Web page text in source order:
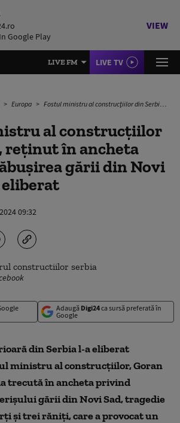
Google Play
VIEW
LIVE FM LIVE TV
Europa Fostul ministru al construcţiilor din Serbia, reținut în ancheta privind prăbușirea gării din Novi Sad, a fost eliberat
al construcţiilor
reținut în ancheta
gării din Novi
eliberat
09:32
Adaugă Digi24ca sursă preferată în
Google
din Serbia l-a eliberat
ministru al construcţiilor, Goran
trecută în ancheta privind
gării din Novi Sad, tragedie
şi trei răniţi, care a provocat un